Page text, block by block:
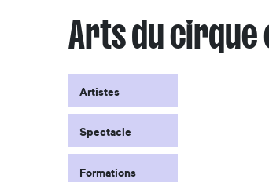
Arts du cirque
Artistes
Spectacle
Formations